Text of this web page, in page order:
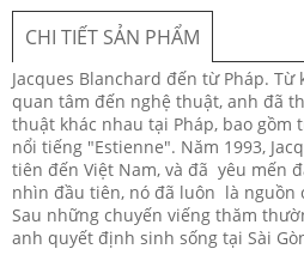
CHI TIẾT SẢN PHẨM
Jacques Blanchard đến từ Pháp. Từ
quan tâm đến nghệ thuật, anh đã
thuật khác nhau tại Pháp, bao gồm
nổi tiếng "Estienne". Năm 1993,
tiên đến Việt Nam, và đã yêu mến
nhìn đầu tiên, nó đã luôn là nguồn
Sau những chuyến viếng thăm
anh quyết định sinh sống tại Sài